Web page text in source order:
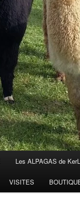
Les ALPAGAS de
VISITES